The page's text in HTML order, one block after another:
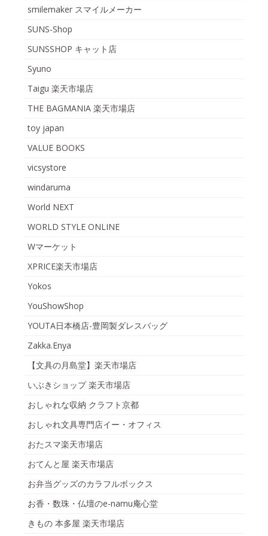
smilemaker スマイルメーカー
SUNS-Shop
SUNSSHOP キャット店
Syuno
Taigu 楽天市場店
THE BAGMANIA 楽天市場店
toy japan
VALUE BOOKS
vicsystore
windaruma
World NEXT
WORLD STYLE ONLINE
Wマーケット
XPRICE楽天市場店
Yokos
YouShowShop
YOUTA日本橋店-豊岡製ダレスバッグ
Zakka.Enya
【文具の月島堂】楽天市場店
いぶきショップ 楽天市場店
おしゃれな収納 クラフト京都
おしゃれ文具専門店イー・オフィス
おたスマ楽天市場店
おてんと屋 楽天市場店
お弁当グッズのカラフルボックス
お香・数珠・仏壇のe-namu庵心堂
きもの 本多屋 楽天市場店